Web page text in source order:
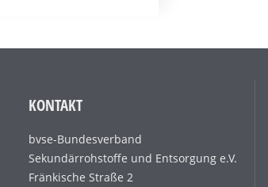
KONTAKT
bvse-Bundesverband
Sekundärrohstoffe und Entsorgung e.V.
Fränkische Straße 2